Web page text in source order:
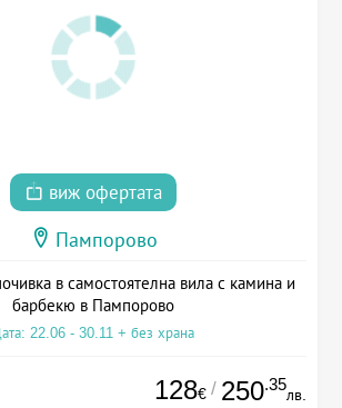
виж офертата
Пампорово
в самостоятелна вила с камина и
барбекю в Пампорово
22.06 - 30.11 + без храна
128€ / 250.35
лв.